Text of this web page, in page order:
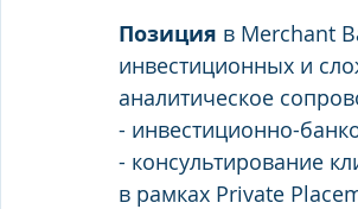
Позиция в Merchant
инвестиционных и
аналитическое
- инвестиционно-
- консультирование
в рамках Private